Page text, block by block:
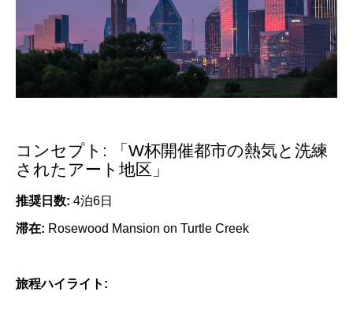
コンセプト: 「W杯開催都市の熱気と洗練
されたアート地区」
推奨日数: 4泊6日
滞在: Rosewood Mansion on Turtle Creek
旅程ハイライト: